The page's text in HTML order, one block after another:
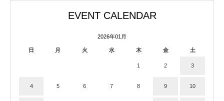
EVENT CALENDAR
2026年01月
日 月 火 水 木 金 土
1 2 3
4 5 6 7 8 9 10